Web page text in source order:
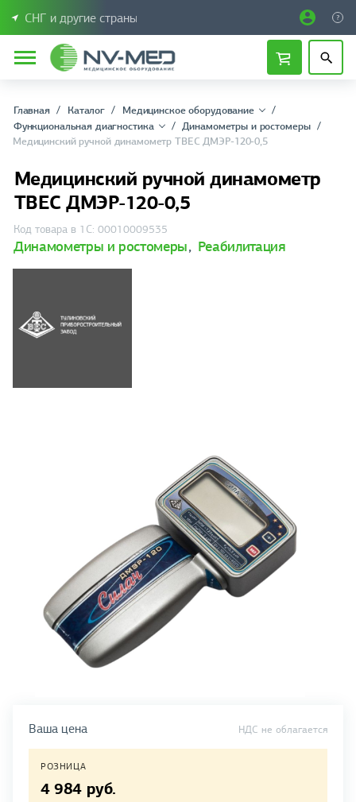
СНГ и другие страны
Главная Каталог
Медицинское оборудование
Функциональная диагностика
Динамометры и ростомеры
Медицинский ручной динамометр ТВЕС ДМЭР-120-0,5
Медицинский ручной динамометр
ТВЕС ДМЭР-120-0,5
Код товара в 1С: 00010009535
Динамометры и ростомеры, Реабилитация
Ваша цена НДС не облагается
РОЗНИЦА
4 984 руб.